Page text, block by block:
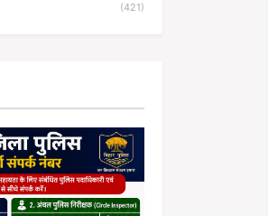
(421)